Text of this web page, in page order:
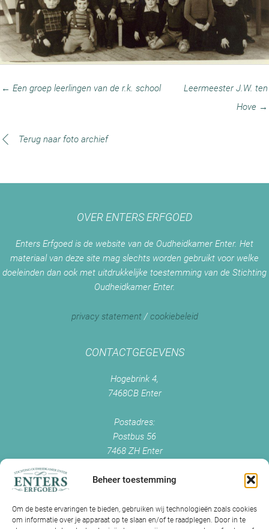
Beheer toestemming
Om de beste ervaringen te bieden, gebruiken wij technologieën zoals cookies
om informatie over je apparaat op te slaan en/of te raadplegen. Door in te
← Een groep leerlingen van de r.k. school
Leermeester J.W. ten
Hove →
Terug naar foto archief
OVER ENTERS ERFGOED
Enters Erfgoed is de website van de Oudheidkamer Enter. Het
materiaal van deze site mag slechts worden gebruikt voor welke
doeleinden dan ook met uitdrukkelijke toestemming van de Stichting
Oudheidkamer Enter.
privacy statement/cookiebeleid
CONTACTGEGEVENS
Hogebrink 4,
7468CB Enter
Postadres:
Postbus 56
7468 ZH Enter
info@enterserfgoed.nl
IK HEB OUDE FOTO'S